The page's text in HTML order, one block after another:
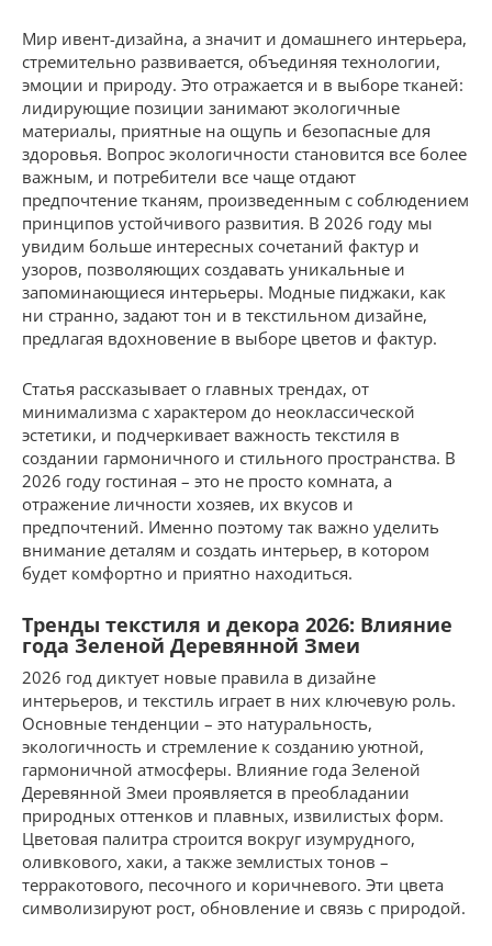
Мир ивент-дизайна, а значит и домашнего интерьера,
стремительно развивается, объединяя технологии,
эмоции и природу. Это отражается и в выборе тканей:
лидирующие позиции занимают экологичные
материалы, приятные на ощупь и безопасные для
здоровья. Вопрос экологичности становится все более
важным, и потребители все чаще отдают
предпочтение тканям, произведенным с соблюдением
принципов устойчивого развития. В 2026 году мы
увидим больше интересных сочетаний фактур и
узоров, позволяющих создавать уникальные и
запоминающиеся интерьеры. Модные пиджаки, как
ни странно, задают тон и в текстильном дизайне,
предлагая вдохновение в выборе цветов и фактур.
Статья рассказывает о главных трендах, от
минимализма с характером до неоклассической
эстетики, и подчеркивает важность текстиля в
создании гармоничного и стильного пространства. В
2026 году гостиная – это не просто комната, а
отражение личности хозяев, их вкусов и
предпочтений. Именно поэтому так важно уделить
внимание деталям и создать интерьер, в котором
будет комфортно и приятно находиться.
Тренды текстиля и декора 2026: Влияние
года Зеленой Деревянной Змеи
2026 год диктует новые правила в дизайне
интерьеров, и текстиль играет в них ключевую роль.
Основные тенденции – это натуральность,
экологичность и стремление к созданию уютной,
гармоничной атмосферы. Влияние года Зеленой
Деревянной Змеи проявляется в преобладании
природных оттенков и плавных, извилистых форм.
Цветовая палитра строится вокруг изумрудного,
оливкового, хаки, а также землистых тонов –
терракотового, песочного и коричневого. Эти цвета
символизируют рост, обновление и связь с природой.